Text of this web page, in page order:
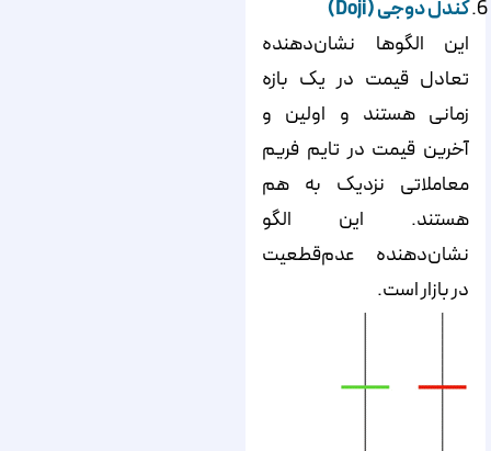
کندل دوجی (Doji)
این الگوها نشان‌دهنده
تعادل قیمت در یک بازه
زمانی هستند و اولین و
آخرین قیمت در تایم فریم
معاملاتی نزدیک به هم
هستند. این الگو
نشان‌دهنده عدم‌قطعیت
در بازار است.